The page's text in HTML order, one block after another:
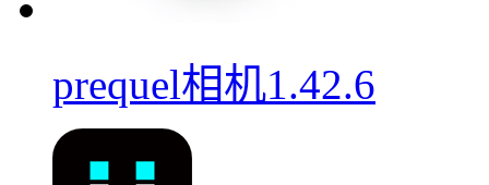
prequel相机1.42.6